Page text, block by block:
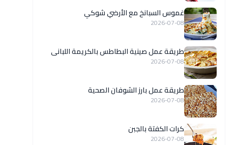
غموس السبانخ مع الأرضي شوكي
2026-07-08
طريقة عمل صينية البطاطس بالكريمة اللبانى
2026-07-08
طريقة عمل بارز الشوفان الصحية
2026-07-08
كرات الكفتة بالجبن
2026-07-08